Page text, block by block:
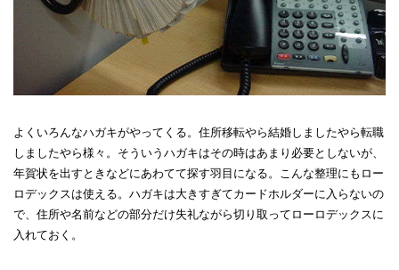
よくいろんなハガキがやってくる。住所移転やら結婚しましたやら転職
しましたやら様々。そういうハガキはその時はあまり必要としないが、
年賀状を出すときなどにあわてて探す羽目になる。こんな整理にもロー
ロデックスは使える。ハガキは大きすぎてカードホルダーに入らないの
で、住所や名前などの部分だけ失礼ながら切り取ってローロデックスに
入れておく。